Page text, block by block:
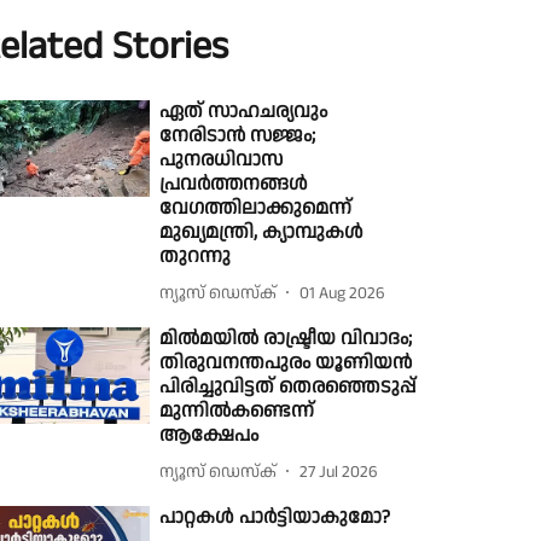
Stories
ഏത് സാഹചര്യവും
നേരിടാന്‍ സജ്ജം;
പുനരധിവാസ
പ്രവർത്തനങ്ങൾ
വേഗത്തിലാക്കുമെന്ന്
മുഖ്യമന്ത്രി, ക്യാമ്പുകള്‍
തുറന്നു
ന്യൂസ് ഡെസ്ക് 01 Aug 2026
മിൽമയിൽ രാഷ്ട്രീയ വിവാദം;
തിരുവനന്തപുരം യൂണിയൻ
പിരിച്ചുവിട്ടത് തെരഞ്ഞെടുപ്പ്
മുന്നിൽകണ്ടെന്ന്
ആക്ഷേപം
ന്യൂസ് ഡെസ്ക് 27 Jul 2026
പാറ്റകൾ പാർട്ടിയാകുമോ?